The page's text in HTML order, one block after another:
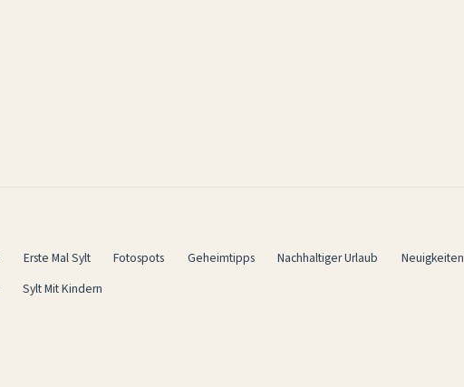
Erste Mal Sylt Fotospots Geheimtipps Nachhaltiger Urlaub Neuigkeiten
Sylt Mit Kindern